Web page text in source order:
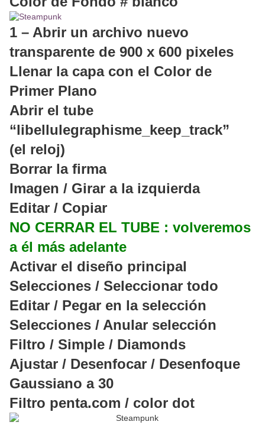
1 – Abrir un archivo nuevo
transparente de 900 x 600 pixeles
Llenar la capa con el Color de
Primer Plano
Abrir el tube
“libellulegraphisme_keep_track”
(el reloj)
Borrar la firma
Imagen / Girar a la izquierda
Editar / Copiar
NO CERRAR EL TUBE : volveremos
a él más adelante
Activar el diseño principal
Selecciones / Seleccionar todo
Editar / Pegar en la selección
Selecciones / Anular selección
Filtro / Simple / Diamonds
Ajustar / Desenfocar / Desenfoque
Gaussiano a 30
Filtro penta.com / color dot